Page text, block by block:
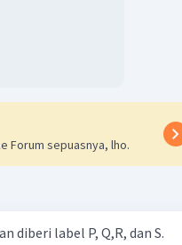
Forum sepuasnya, lho.
diberi label P, Q,R, dan S.